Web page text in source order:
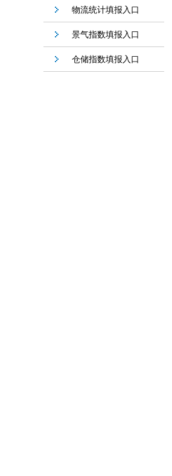
物流统计填报入口
景气指数填报入口
仓储指数填报入口